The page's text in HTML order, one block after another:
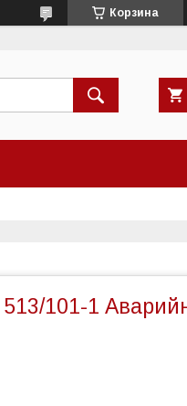
Корзина
101-1